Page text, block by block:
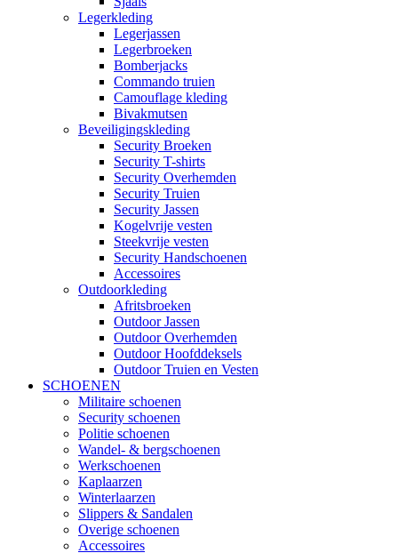
Legerkleding
Legerjassen
Legerbroeken
Bomberjacks
Commando truien
Camouflage kleding
Bivakmutsen
Beveiligingskleding
Security Broeken
Security T-shirts
Security Overhemden
Security Truien
Security Jassen
Kogelvrije vesten
Steekvrije vesten
Security Handschoenen
Accessoires
Outdoorkleding
Afritsbroeken
Outdoor Jassen
Outdoor Overhemden
Outdoor Hoofddeksels
Outdoor Truien en Vesten
SCHOENEN
Militaire schoenen
Security schoenen
Politie schoenen
Wandel- & bergschoenen
Werkschoenen
Kaplaarzen
Winterlaarzen
Slippers & Sandalen
Overige schoenen
Accessoires